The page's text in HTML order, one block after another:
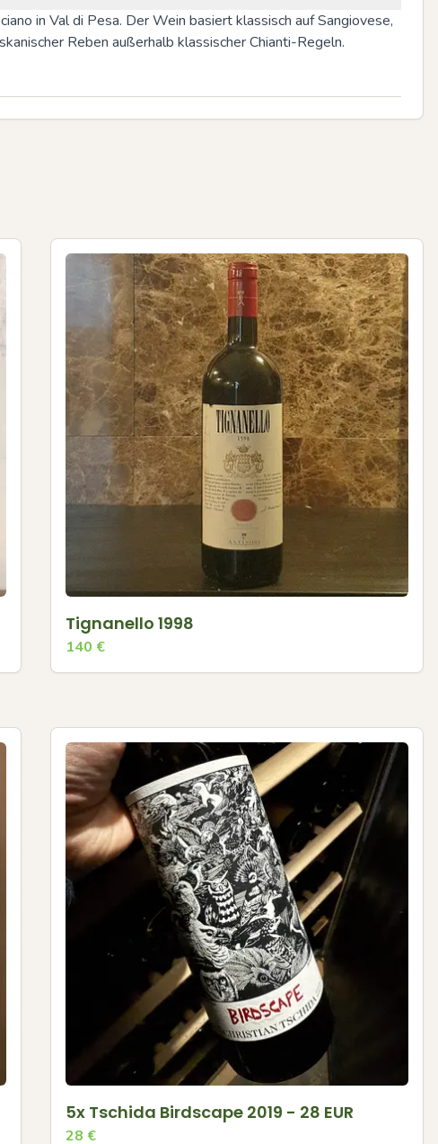
in Val di Pesa. Der Wein basiert klassisch auf Sangiovese,
Reben außerhalb klassischer Chianti-Regeln.
Tignanello 1998
140 €
5x Tschida Birdscape 2019 - 28 EUR
28 €